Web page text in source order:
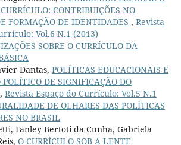
CONTRIBUIÇÕES NO
FORMAÇÃO DE IDENTIDADES , Revista
Vol.6 N.1 (2013)
SOBRE O CURRÍCULO DA
Dantas, POLÍTICAS EDUCACIONAIS E
POLÍTICO DE SIGNIFICAÇÃO DO
, Revista Espaço do Currículo: Vol.5 N.1
DE OLHARES DAS POLÍTICAS
NO BRASIL
Fanley Bertoti da Cunha, Gabriela
O CURRÍCULO SOB A LENTE